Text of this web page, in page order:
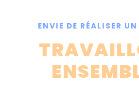
ENVIE DE RÉALISER